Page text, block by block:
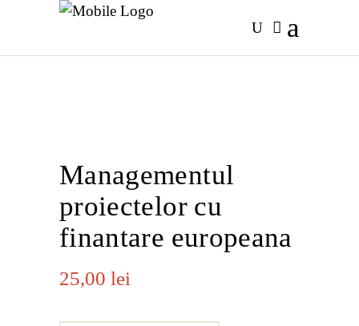
Managementul
proiectelor cu
finantare europeana
25,00 lei